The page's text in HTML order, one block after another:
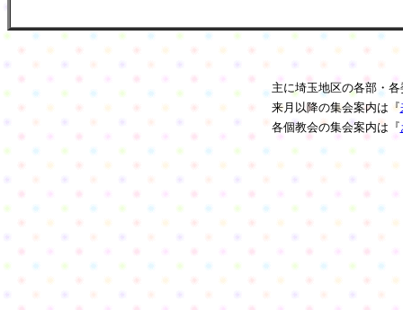
主に埼玉地区の各部・
来月以降の集会案内は『
各個教会の集会案内は『